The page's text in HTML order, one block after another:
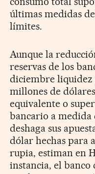
últimas medidas
límites.
Aunque la
reservas de los
diciembre liquidez
millones de
equivalente o
bancario a medida
deshaga sus
dólar hechas para
rupia, estiman en
instancia, el